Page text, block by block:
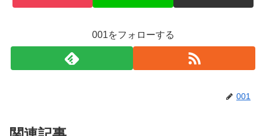
001をフォローする
001